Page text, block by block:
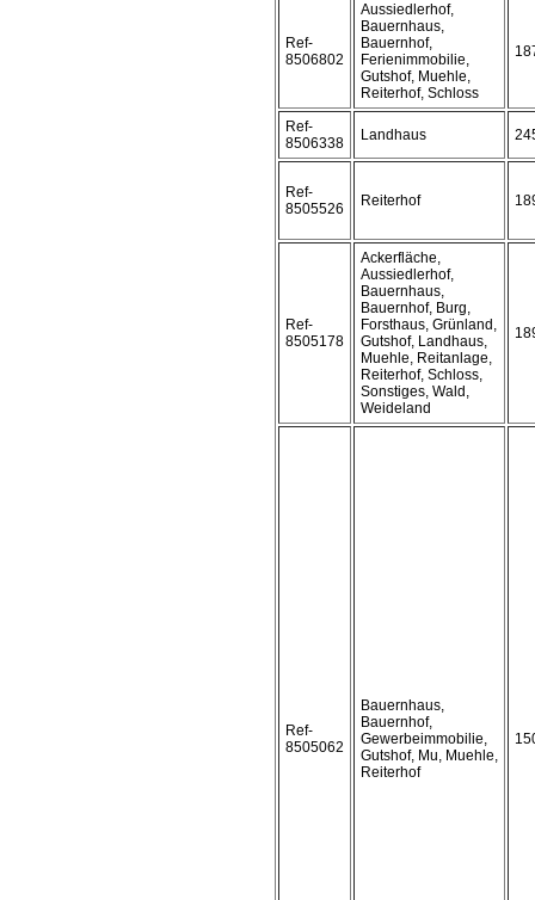
Ref-
8506802
Aussiedlerhof,
Bauernhaus,
Bauernhof,
Ferienimmobilie,
Gutshof, Muehle,
Reiterhof, Schloss
Ref-
8506338
Landhaus
Ref-
8505526
Reiterhof
Ref-
8505178
Ackerfläche,
Aussiedlerhof,
Bauernhaus,
Bauernhof, Burg,
Forsthaus, Grünland,
Gutshof, Landhaus,
Muehle, Reitanlage,
Reiterhof, Schloss,
Sonstiges, Wald,
Weideland
Ref-
8505062
Bauernhaus,
Bauernhof,
Gewerbeimmobilie,
Gutshof, Mu, Muehle,
Reiterhof